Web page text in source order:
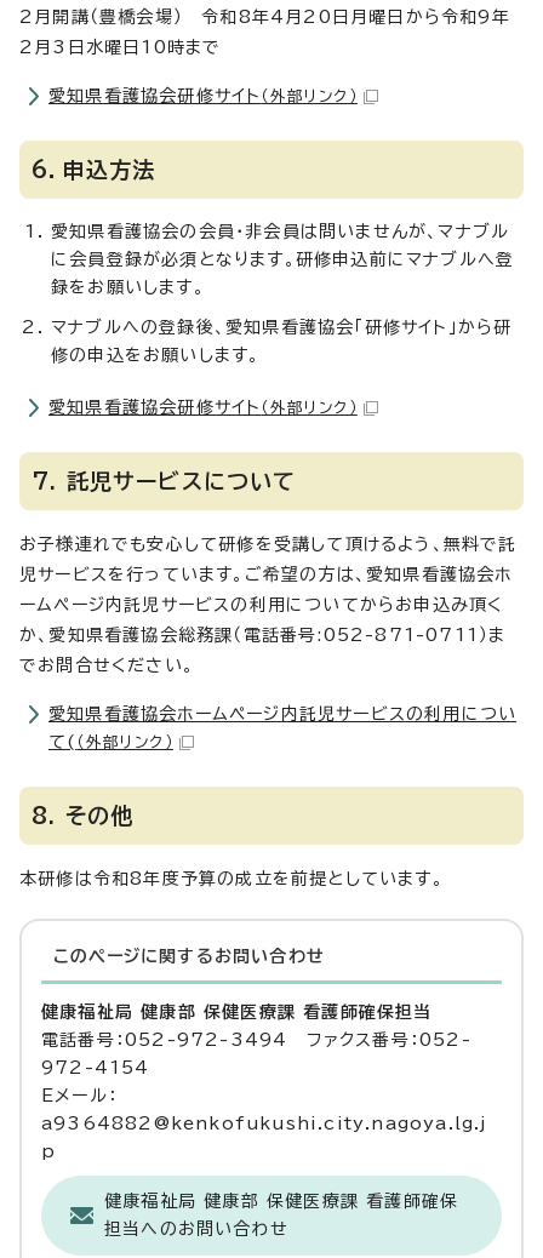
2月開講（豊橋会場） 令和8年4月20日月曜日から令和9年
2月3日水曜日10時まで
愛知県看護協会研修サイト （外部リンク）
6．申込方法
愛知県看護協会の会員・非会員は問いませんが、マナブル
に会員登録が必須となります。研修申込前にマナブルへ登
録をお願いします。
マナブルへの登録後、愛知県看護協会「研修サイト」から研
修の申込をお願いします。
愛知県看護協会研修サイト （外部リンク）
7. 託児サービスについて
お子様連れでも安心して研修を受講して頂けるよう、無料で託
児サービスを行っています。ご希望の方は、愛知県看護協会ホ
ームページ内託児サービスの利用についてからお申込み頂く
か、愛知県看護協会総務課（電話番号:052-871-0711）ま
でお問合せください。
愛知県看護協会ホームページ内託児サービスの利用につい
て( （外部リンク）
8. その他
本研修は令和8年度予算の成立を前提としています。
このページに関する お問い合わせ
健康福祉局 健康部 保健医療課 看護師確保担当
電話番号：052-972-3494 ファクス番号：052-
972-4154
Eメール：
a9364882@kenkofukushi.city.nagoya.lg.j
p
健康福祉局 健康部 保健医療課 看護師確保
担当へのお問い合わせ